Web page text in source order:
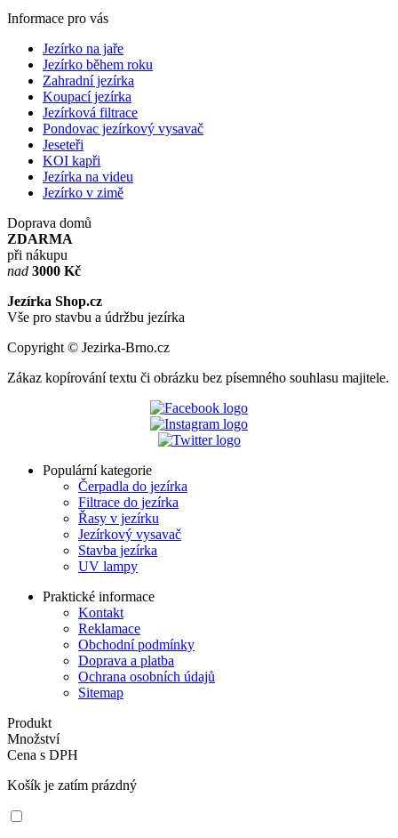
Informace pro vás
Jezírko na jaře
Jezírko během roku
Zahradní jezírka
Koupací jezírka
Jezírková filtrace
Pondovac jezírkový vysavač
Jeseteři
KOI kapři
Jezírka na videu
Jezírko v zimě
Doprava domů
ZDARMA
při nákupu
nad 3000 Kč
Jezírka Shop.cz
Vše pro stavbu a údržbu jezírka
Copyright © Jezirka-Brno.cz
Zákaz kopírování textu či obrázku bez písemného souhlasu majitele.
Populární kategorie
Čerpadla do jezírka
Filtrace do jezírka
Řasy v jezírku
Jezírkový vysavač
Stavba jezírka
UV lampy
Praktické informace
Kontakt
Reklamace
Obchodní podmínky
Doprava a platba
Ochrana osobních údajů
Sitemap
Produkt
Množství
Cena s DPH
Košík je zatím prázdný